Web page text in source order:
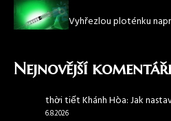
Vyhřezlou ploténku
Nejnovější
thời tiết Khánh Hòa:Jak
6.8.2026